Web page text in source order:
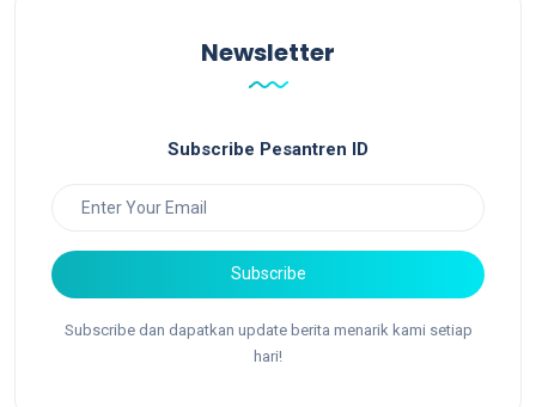
Newsletter
Subscribe Pesantren ID
Subscribe
Subscribe dan dapatkan update berita menarik kami setiap
hari!